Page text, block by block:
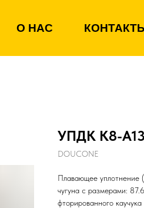
О НАС
УПДК К8-А13
DOUCONE
Плавающее уплотнение
чугуна с размерами:
фторированного